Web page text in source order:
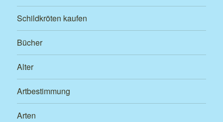
Schildkröten kaufen
Bücher
Alter
Artbestimmung
Arten